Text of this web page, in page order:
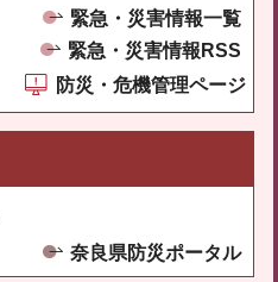
緊急・災害情報一覧
緊急・災害情報RSS
防災・危機管理ページ
奈良県防災ポータル